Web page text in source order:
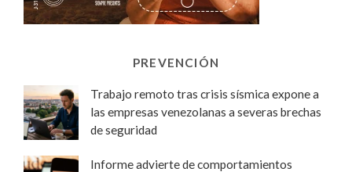
PREVENCIÓN
Trabajo remoto tras crisis sísmica expone a
las empresas venezolanas a severas brechas
de seguridad
Informe advierte de comportamientos